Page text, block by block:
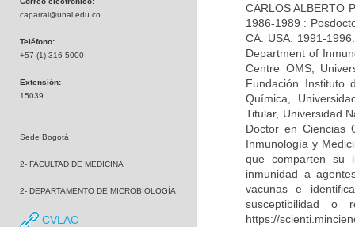
caparral@unal.edu.co
Teléfono:
+57 (1) 316 5000
Extensión:
15039
Sede Bogotá
2- FACULTAD DE MEDICINA
2- DEPARTAMENTO DE MICROBIOLOGÍA
CVLAC
CARLOS ALBERTO
1986-1989 :
CA. USA. 1991-
Department of
Centre OMS,
Fundación Instituto
Química,
Titular, Universidad
Doctor en Ciencias
Inmunología y
que comparten su
inmunidad a
vacunas e
susceptibilidad o
https://